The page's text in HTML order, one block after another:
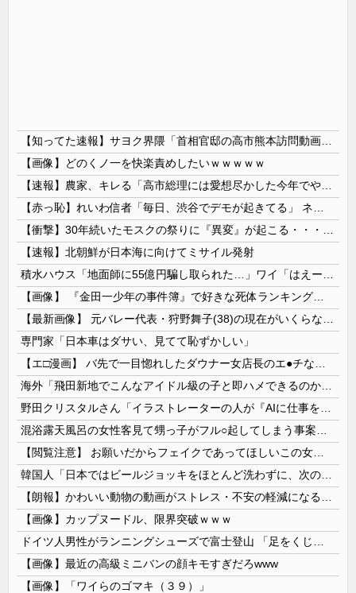
【画像】どのくノ一を快楽責めしたいｗｗｗｗｗ
【速報】北朝鮮が日本海に向けてミサイル発射
専門家「日本車はダサい、見てて恥ずかしい」
【画像】カップヌードル、限界突破ｗｗｗ
【画像】最近の高級ミニバンの顔キモすぎだろwww
【画像】「ワイらのゴマキ（３９）」